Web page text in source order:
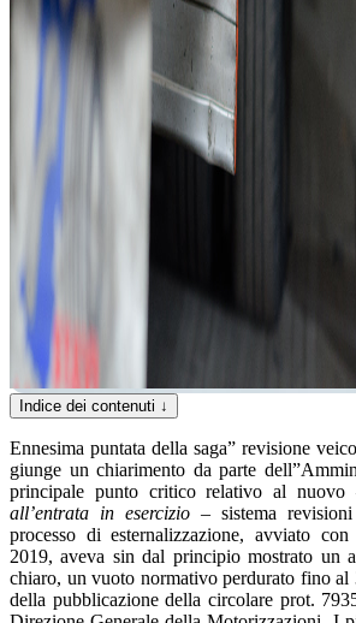
Indice dei contenuti ↓
Ennesima puntata della saga” revisione
giunge un chiarimento da parte
principale punto critico relativo al nuovo
all’entrata in esercizio – sistema
processo di esternalizzazione, avviato
2019, aveva sin dal principio mostrato un
chiaro, un vuoto normativo perdurato fino al
della pubblicazione della circolare prot.